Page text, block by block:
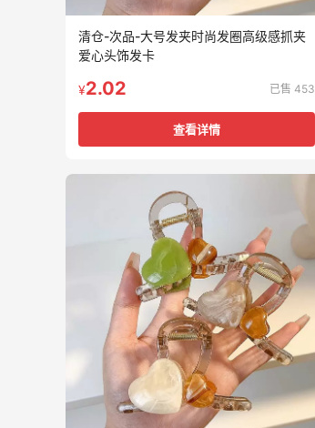
清仓-次品-大号发夹时尚发圈高级感抓夹
爱心头饰发卡
¥2.02 已售 453
查看详情